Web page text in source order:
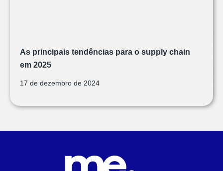
As principais tendências para o supply chain
em 2025
17 de dezembro de 2024